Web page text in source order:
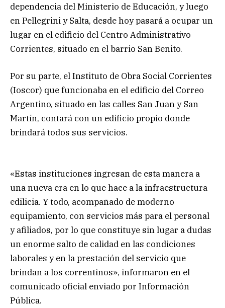
dependencia del Ministerio de Educación, y luego
en Pellegrini y Salta, desde hoy pasará a ocupar un
lugar en el edificio del Centro Administrativo
Corrientes, situado en el barrio San Benito.
Por su parte, el Instituto de Obra Social Corrientes
(Ioscor) que funcionaba en el edificio del Correo
Argentino, situado en las calles San Juan y San
Martín, contará con un edificio propio donde
brindará todos sus servicios.
«Estas instituciones ingresan de esta manera a
una nueva era en lo que hace a la infraestructura
edilicia. Y todo, acompañado de moderno
equipamiento, con servicios más para el personal
y afiliados, por lo que constituye sin lugar a dudas
un enorme salto de calidad en las condiciones
laborales y en la prestación del servicio que
brindan a los correntinos», informaron en el
comunicado oficial enviado por Información
Pública.